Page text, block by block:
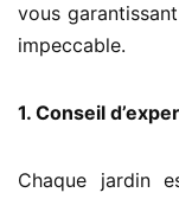
vous
impeccable.
1. Conseil
Chaque jardin